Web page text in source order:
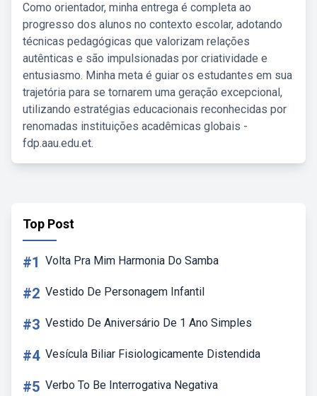
Como orientador, minha entrega é completa ao
progresso dos alunos no contexto escolar, adotando
técnicas pedagógicas que valorizam relações
autênticas e são impulsionadas por criatividade e
entusiasmo. Minha meta é guiar os estudantes em sua
trajetória para se tornarem uma geração excepcional,
utilizando estratégias educacionais reconhecidas por
renomadas instituições acadêmicas globais -
fdp.aau.edu.et.
Top Post
#1 Volta Pra Mim Harmonia Do Samba
#2 Vestido De Personagem Infantil
#3 Vestido De Aniversário De 1 Ano Simples
#4 Vesícula Biliar Fisiologicamente Distendida
#5 Verbo To Be Interrogativa Negativa